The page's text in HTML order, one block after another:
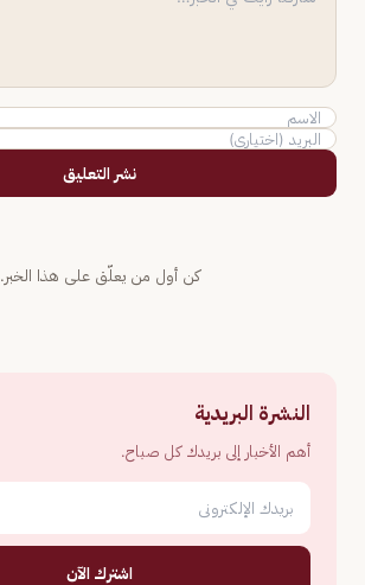
نشر التعليق
كن أول من يعلّق على هذا الخبر.
النشرة البريدية
أهم الأخبار إلى بريدك كل صباح.
اشترك الآن